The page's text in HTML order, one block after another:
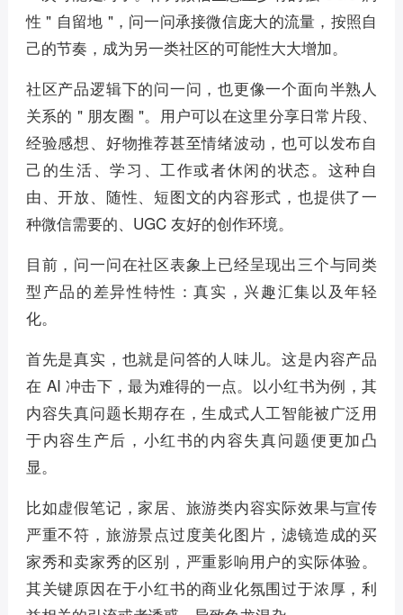
性 " 自留地 "，问一问承接微信庞大的流量，按照自
己的节奏，成为另一类社区的可能性大大增加。
社区产品逻辑下的问一问，也更像一个面向半熟人
关系的 " 朋友圈 "。用户可以在这里分享日常片段、
经验感想、好物推荐甚至情绪波动，也可以发布自
己的生活、学习、工作或者休闲的状态。这种自
由、开放、随性、短图文的内容形式，也提供了一
种微信需要的、UGC 友好的创作环境。
目前，问一问在社区表象上已经呈现出三个与同类
型产品的差异性特性：真实，兴趣汇集以及年轻
化。
首先是真实，也就是问答的人味儿。这是内容产品
在 AI 冲击下，最为难得的一点。以小红书为例，其
内容失真问题长期存在，生成式人工智能被广泛用
于内容生产后，小红书的内容失真问题便更加凸
显。
比如虚假笔记，家居、旅游类内容实际效果与宣传
严重不符，旅游景点过度美化图片，滤镜造成的买
家秀和卖家秀的区别，严重影响用户的实际体验。
其关键原因在于小红书的商业化氛围过于浓厚，利